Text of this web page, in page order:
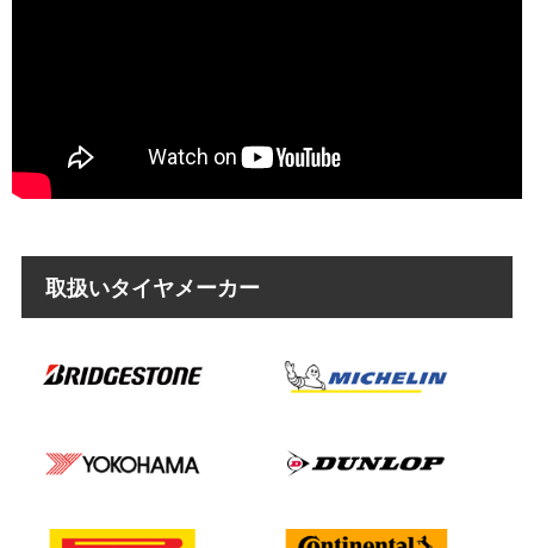
取扱いタイヤメーカー